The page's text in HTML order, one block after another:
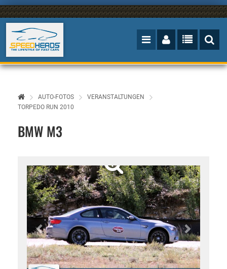
AUTO-FOTOS
VERANSTALTUNGEN
TORPEDO RUN 2010
BMW M3